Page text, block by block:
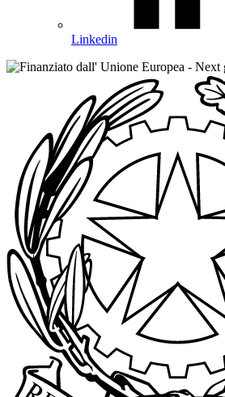
Linkedin